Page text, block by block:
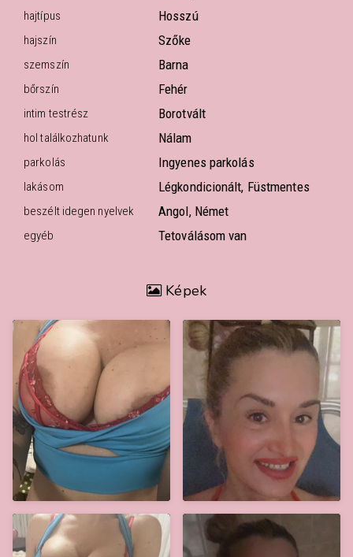
hajtípus Hosszú
hajszín Szőke
szemszín Barna
bőrszín Fehér
intim testrész Borotvált
hol találkozhatunk Nálam
parkolás Ingyenes parkolás
lakásom Légkondicionált, Füstmentes
beszélt idegen nyelvek Angol, Német
egyéb Tetoválásom van
Képek